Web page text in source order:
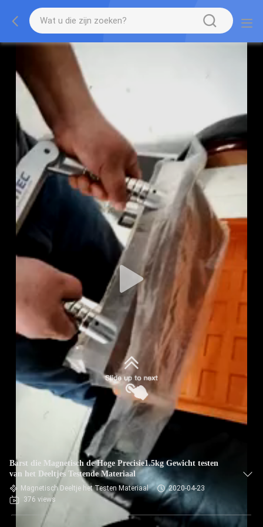
Barst die Magnetisch de Hoge Precisie1.5kg Gewicht testen
van het Deeltjes Testende Materiaal
Magnetisch Deeltje het Testen Materiaal
2020-04-23
376 views